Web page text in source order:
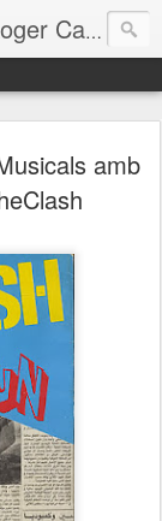
Petites gotes fredes tremolant. Roger Casero Gumbau. Girona
amb